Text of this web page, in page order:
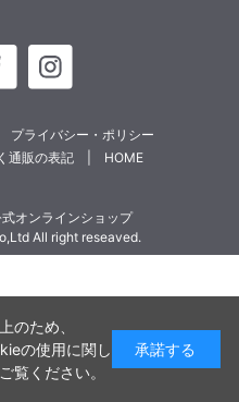
プライバシー・ポリシー
通販の表記
HOME
オンラインショップ
All right reseaved.
のため、
の使用に関し
覧ください。
承諾する